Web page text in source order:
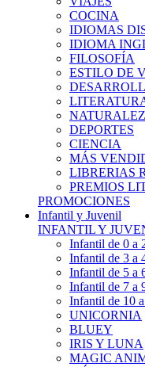
COCINA
IDIOMAS
IDIOMA
FILOSOFÍA
ESTILO DE
DEPORTES
CIENCIA
MÁS
LIBRERIAS
PREMIOS
PROMOCIONES
Infantil y Juvenil
INFANTIL Y
Infantil de 0 a
Infantil de 3 a
Infantil de 5 a
Infantil de 7 a
Infantil de 10
UNICORNIA
BLUEY
IRIS Y LUNA
MAGIC